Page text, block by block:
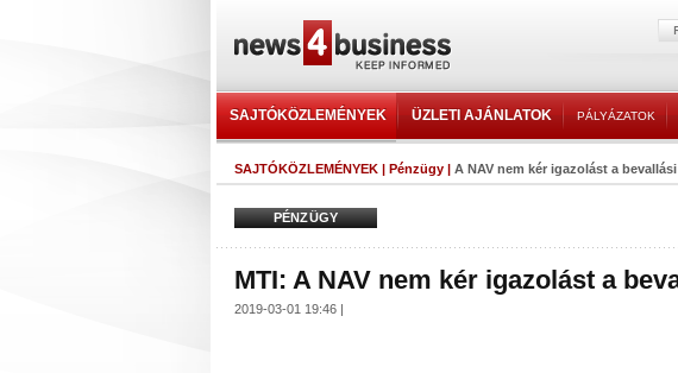
SAJTÓKÖZLEMÉNYEK ÜZLETI AJÁNLATOK PÁLYÁZATOK
SAJTÓKÖZLEMÉNYEK | Pénzügy | A NAV nem kér igazolást a
PÉNZÜGY
MTI: A NAV nem kér igazolást a
2019-03-01 19:46 |